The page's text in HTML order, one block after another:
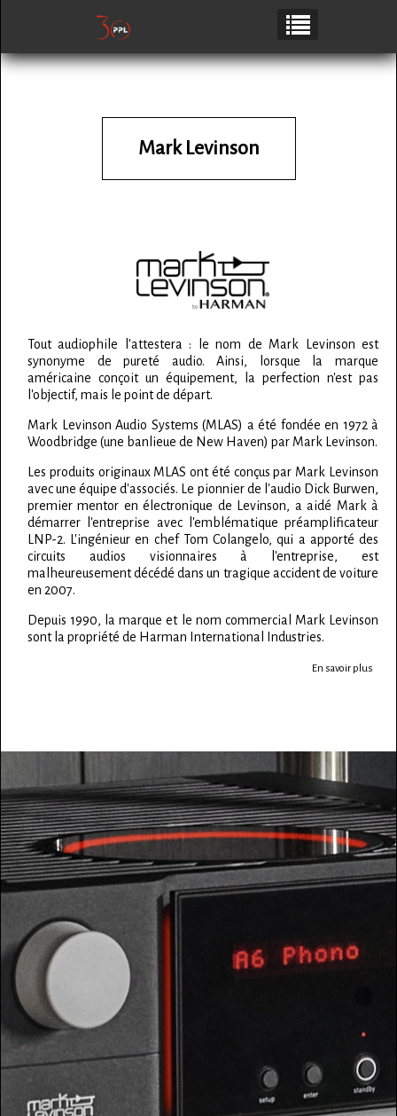
Mark Levinson
Tout audiophile l'attestera : le nom de Mark Levinson est
synonyme de pureté audio. Ainsi, lorsque la marque
américaine conçoit un équipement, la perfection n'est pas
l'objectif, mais le point de départ.
Mark Levinson Audio Systems (MLAS) a été fondée en 1972 à
Woodbridge (une banlieue de New Haven) par Mark Levinson.
Les produits originaux MLAS ont été conçus par Mark Levinson
avec une équipe d'associés. Le pionnier de l'audio Dick Burwen,
premier mentor en électronique de Levinson, a aidé Mark à
démarrer l'entreprise avec l'emblématique préamplificateur
LNP-2. L'ingénieur en chef Tom Colangelo, qui a apporté des
circuits audios visionnaires à l'entreprise, est
malheureusement décédé dans un tragique accident de voiture
en 2007.
Depuis 1990, la marque et le nom commercial Mark Levinson
sont la propriété de Harman International Industries.
En savoir plus